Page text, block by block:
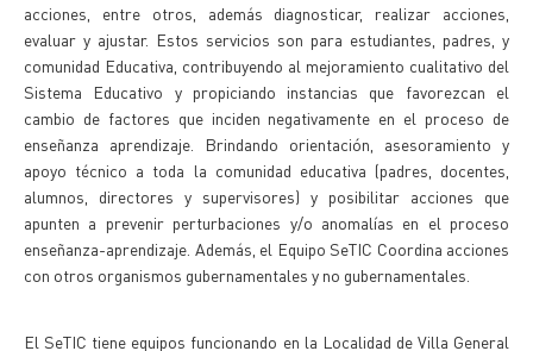
acciones, entre otros, además diagnosticar, realizar acciones,
evaluar y ajustar. Estos servicios son para estudiantes, padres, y
comunidad Educativa, contribuyendo al mejoramiento cualitativo del
Sistema Educativo y propiciando instancias que favorezcan el
cambio de factores que inciden negativamente en el proceso de
enseñanza aprendizaje. Brindando orientación, asesoramiento y
apoyo técnico a toda la comunidad educativa (padres, docentes,
alumnos, directores y supervisores) y posibilitar acciones que
apunten a prevenir perturbaciones y/o anomalías en el proceso
enseñanza-aprendizaje. Además, el Equipo SeTIC Coordina acciones
con otros organismos gubernamentales y no gubernamentales.
El SeTIC tiene equipos funcionando en la Localidad de Villa General